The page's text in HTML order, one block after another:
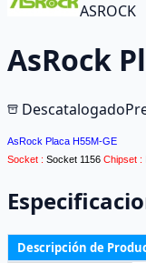
ASROCK
AsRock
Descatalogado
AsRock Placa H55M-GE
Socket : Socket 1156 Chipset :
Descripción de